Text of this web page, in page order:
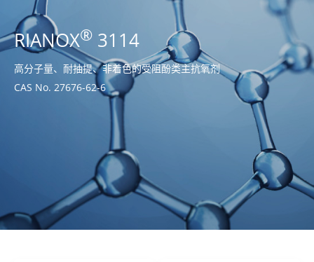
RIANOX® 3114
高分子量、耐抽提、非着色的受阻酚类主抗氧剂
CAS No. 27676-62-6